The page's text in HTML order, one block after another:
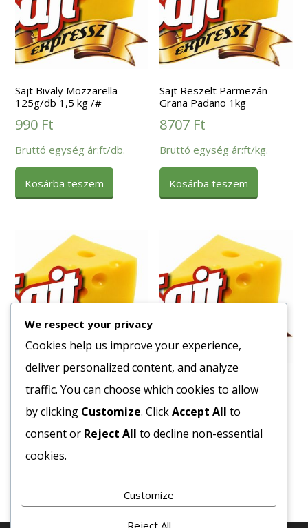
Sajt Bivaly Mozzarella
125g/db 1,5 kg /#
990 Ft
Bruttó egység ár:ft/db.
Kosárba teszem
Sajt Reszelt Parmezán
Grana Padano 1kg
8707 Ft
Bruttó egység ár:ft/kg.
Kosárba teszem
Sajtkrém 1/1
2010Ft
Bruttó egység ár:ft/kg.
Sajt Cheddar MLK
4247Ft
Bruttó egység ár:ft/kg.
We respect your privacy
Cookies help us improve your experience,
deliver personalized content, and analyze
traffic. You can choose which cookies to allow
by clicking Customize. ClickAccept All to
consent or Reject All to decline non-essential
cookies.
Customize
Reject All